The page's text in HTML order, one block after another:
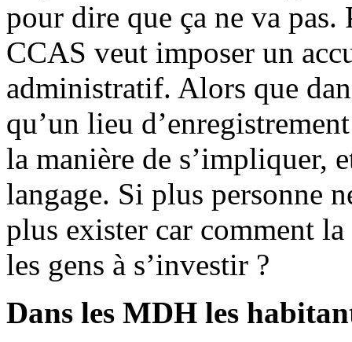
pour dire que ça ne va pas.
CCAS veut imposer un
administratif. Alors que
qu’un lieu
la manière de s’impliquer,
langage. Si plus personne
plus exister car comment
les gens à s’investir ?
Dans les MDH les